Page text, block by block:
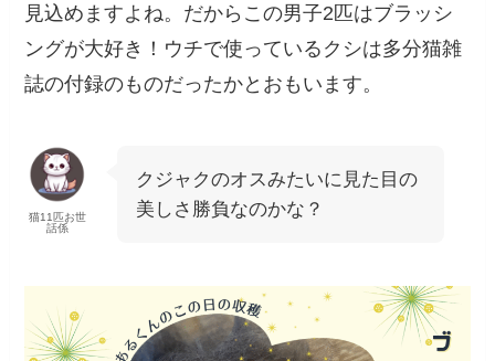
見込めますよね。だからこの男子2匹はブラッシ
ングが大好き！ウチで使っているクシは多分猫雑
誌の付録のものだったかとおもいます。
猫11匹お世
話係
クジャクのオスみたいに見た目の
美しさ勝負なのかな？